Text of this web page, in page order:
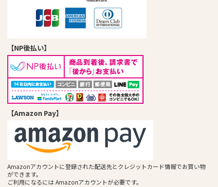
【NP後払い】
【Amazon Pay】
Amazonアカウントに登録された配送先とクレジットカード情報でお買い物
ができます。
ご利用になるには Amazonアカウントが必要です。